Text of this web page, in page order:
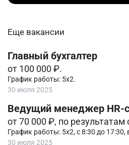
Еще вакансии
Главный бухгалтер
от 100 000 ₽.
График работы: 5х2.
30 июля 2025
Ведущий менеджер HR-
от 70 000 ₽, по результатам
График работы: 5х2, с 8:30 до 17:30,
30 июля 2025